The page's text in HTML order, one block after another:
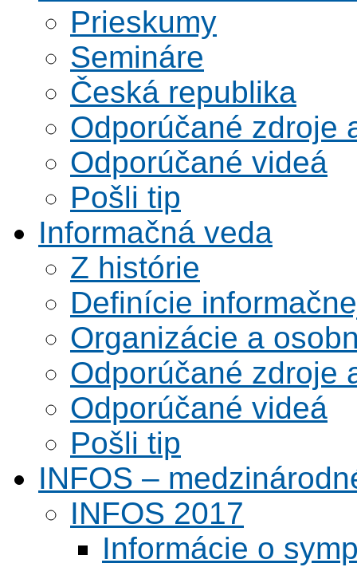
Prieskumy
Semináre
Česká republika
Odporúčané zdroje
Odporúčané videá
Pošli tip
Informačná veda
Z histórie
Definície
Organizácie a
Odporúčané zdroje
Odporúčané videá
Pošli tip
INFOS –
INFOS 2017
Informácie o